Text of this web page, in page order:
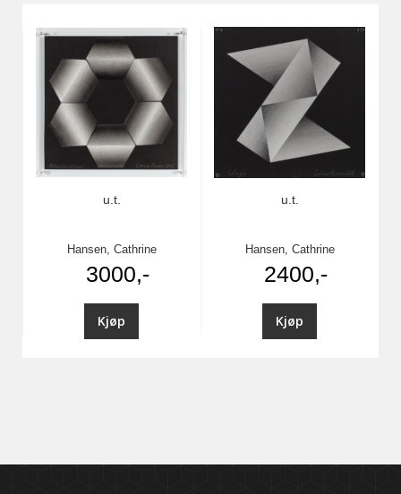
u.t.
Hansen, Cathrine
3000,-
Kjøp
u.t.
Hansen, Cathrine
2400,-
Kjøp